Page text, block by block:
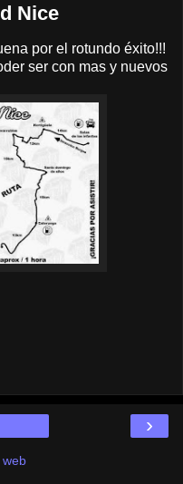
Nice
por el rotundo éxito!!!
ser con mas y nuevos
›